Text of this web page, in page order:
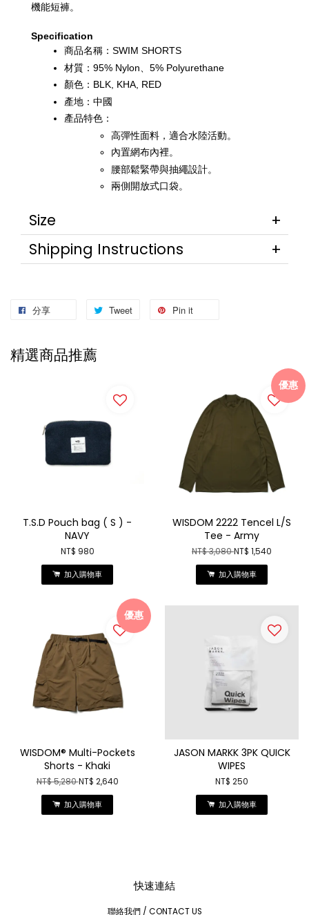
機能短褲。
Specification
商品名稱：SWIM SHORTS
材質：95% Nylon、5% Polyurethane
顏色：BLK, KHA, RED
產地：中國
產品特色：
高彈性面料，適合水陸活動。
內置網布內裡。
腰部鬆緊帶與抽繩設計。
兩側開放式口袋。
Size
Shipping Instructions
分享 Tweet Pin it
精選商品推薦
T.S.D Pouch bag ( S ) -
NAVY
NT$ 980
加入購物車
優惠
WISDOM 2222 Tencel L/S
Tee - Army
NT$ 3,080NT$ 1,540
加入購物車
優惠
WISDOM® Multi-Pockets
Shorts - Khaki
NT$ 5,280NT$ 2,640
加入購物車
JASON MARKK 3PK QUICK
WIPES
NT$ 250
加入購物車
快速連結
聯絡我們 / CONTACT US